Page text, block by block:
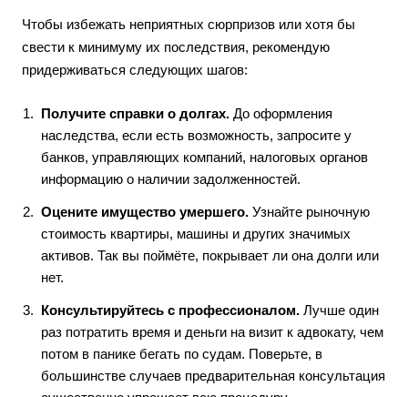
Чтобы избежать неприятных сюрпризов или хотя бы
свести к минимуму их последствия, рекомендую
придерживаться следующих шагов:
Получите справки о долгах. До оформления
наследства, если есть возможность, запросите у
банков, управляющих компаний, налоговых органов
информацию о наличии задолженностей.
Оцените имущество умершего. Узнайте рыночную
стоимость квартиры, машины и других значимых
активов. Так вы поймёте, покрывает ли она долги или
нет.
Консультируйтесь с профессионалом. Лучше один
раз потратить время и деньги на визит к адвокату, чем
потом в панике бегать по судам. Поверьте, в
большинстве случаев предварительная консультация